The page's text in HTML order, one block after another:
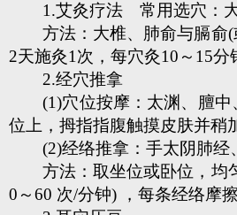
1.艾灸疗法 常用选穴：大
方法：大椎、肺俞与膈俞(
2天施灸1次，每穴灸10～15
2.经穴推拿
(1)穴位按摩：太渊、膻中
位上，拇指指腹触摸皮肤并稍
(2)经络推拿：手太阴肺经、
方法：取坐位或卧位，均匀
0～60 次/分钟) ，每条经络摩